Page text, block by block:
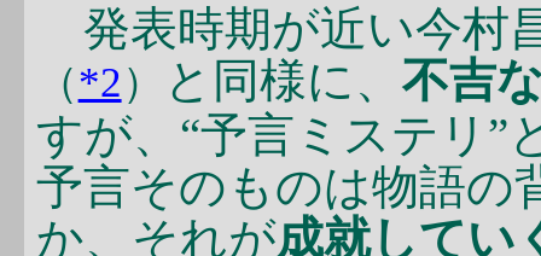
発表時期が近い今村
（*2） と同様に、 不吉
すが、“予言ミステリ”
予言そのものは物語の
か、それが成就してい